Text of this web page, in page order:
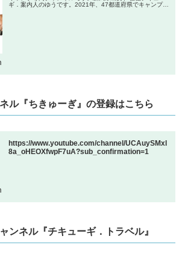
ギ．案内人のゆうです。2021年、47都道府県でキャンプを
ル『ちきゅーぎ』の登録はこちら
https://www.youtube.com/channel/UCAuySMxl
8a_oHEOXfwpF7uA?sub_confirmation=1
ンネル『チキューギ．トラベル』